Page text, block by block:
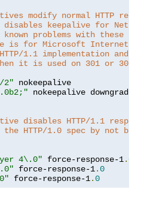
modify normal HTTP
keepalive for
problems with these
is for Microsoft Internet
1.1 implementation and
it is used on 301 or 302
2"
nokeepalive downgrade-1
disables HTTP/1.1
HTTP/1.0 spec by not
4\.0" force-response-1.0
force-response-1.0
force-response-1.0